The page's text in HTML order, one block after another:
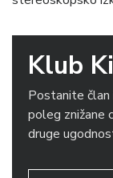
Klub
Postanite
poleg znižane
druge